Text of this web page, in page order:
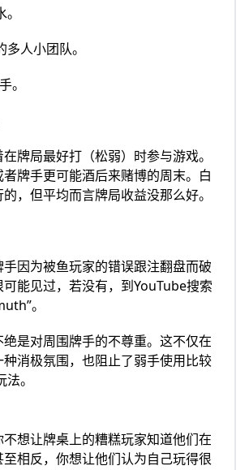
多人小团队。
。
牌局最好打（松弱）时参与游戏。
牌手更可能酒后来赌博的周末。白
，但平均而言牌局收益没那么好。
因为被鱼玩家的错误跟注翻盘而破
能见过，若没有，到YouTube搜索
。
是对周围牌手的不尊重。这不仅在
消极氛围，也阻止了弱手使用比较
。
想让牌桌上的糟糕玩家知道他们在
相反，你想让他们认为自己玩得很